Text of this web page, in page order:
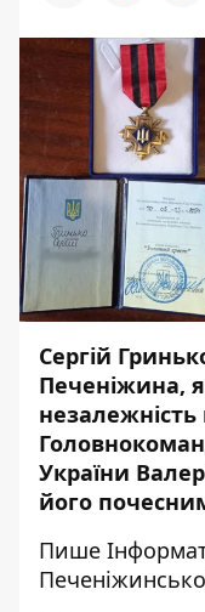
Сергій
Печеніжина,
України
його
Пише